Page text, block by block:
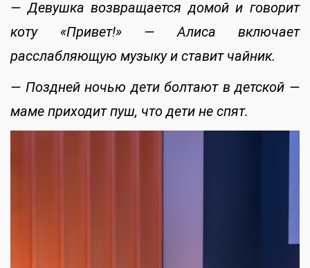
— Девушка возвращается домой и говорит
коту «Привет!» — Алиса включает
расслабляющую музыку и ставит чайник.
— Поздней ночью дети болтают в детской —
маме приходит пуш, что дети не спят.